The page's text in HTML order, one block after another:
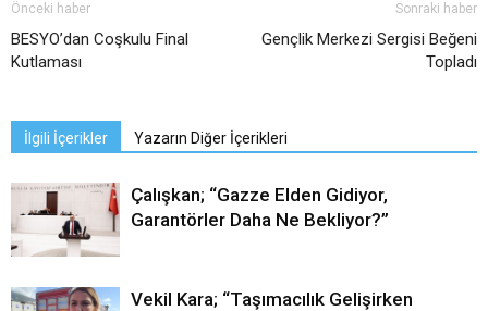
Önceki haber
BESYO’dan Coşkulu Final
Kutlaması
Sonraki haber
Gençlik Merkezi Sergisi Beğeni
Topladı
İlgili İçerikler Yazarın Diğer İçerikleri
Çalışkan; “Gazze Elden Gidiyor,
Garantörler Daha Ne Bekliyor?”
Vekil Kara; “Taşımacılık Gelişirken